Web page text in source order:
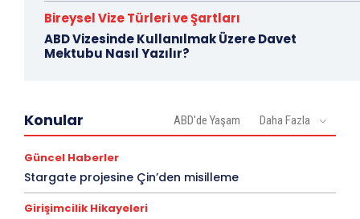
Bireysel Vize Türleri ve Şartları
ABD Vizesinde Kullanılmak Üzere Davet
Mektubu Nasıl Yazılır?
Konular ABD'de Yaşam Daha Fazla
Güncel Haberler
Stargate projesine Çin’den misilleme
Girişimcilik Hikayeleri